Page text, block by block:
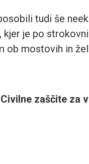
tudi še
je po
ob mostovih in
zaščite za